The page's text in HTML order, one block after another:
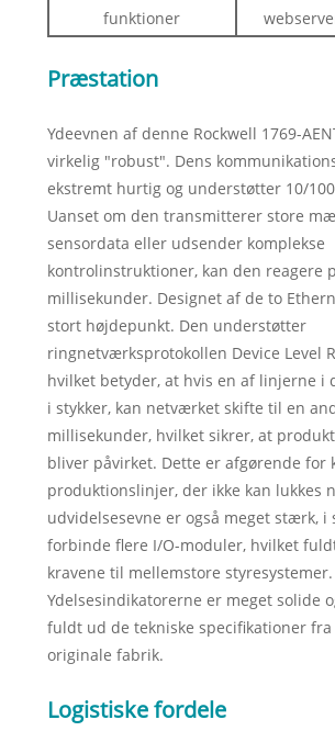
funktioner
Præstation
Ydeevnen af ​​denne Rockwell 1769-
virkelig "robust". Dens
ekstremt hurtig og understøtter 10/
Uanset om den transmitterer store
sensordata eller udsender komplekse
kontrolinstruktioner, kan den reagere
millisekunder. Designet af de to
stort højdepunkt. Den understøtter
ringnetværksprotokollen Device Level
hvilket betyder, at hvis en af ​​linjerne i
i stykker, kan netværket skifte til en
millisekunder, hvilket sikrer, at
bliver påvirket. Dette er afgørende for
produktionslinjer, der ikke kan lukkes
udvidelsesevne er også meget stærk, i
forbinde flere I/O-moduler, hvilket
kravene til mellemstore styresystemer.
Ydelsesindikatorerne er meget solide
fuldt ud de tekniske specifikationer fra
originale fabrik.
Logistiske fordele